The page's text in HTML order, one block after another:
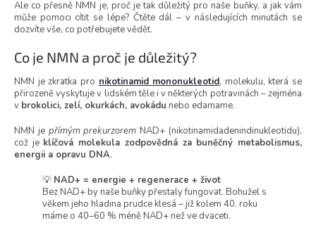
Ale co přesně NMN je, proč je tak důležitý pro naše buňky, a jak vám
může pomoci cítit se lépe? Čtěte dál – v následujících minutách se
dozvíte vše, co potřebujete vědět.
Co je NMN a proč je důležitý?
NMN je zkratka pro nikotinamid mononukleotid, molekulu, která se
přirozeně vyskytuje v lidském těle i v některých potravinách – zejména
v brokolici, zelí, okurkách, avokádu nebo edamame.
NMN je přímým prekurzorem NAD+ (nikotinamidadenindinukleotidu),
což je klíčová molekula zodpovědná za buněčný metabolismus,
energii a opravu DNA.
💡 NAD+ = energie + regenerace + život
Bez NAD+ by naše buňky přestaly fungovat. Bohužel s
věkem jeho hladina prudce klesá – již kolem 40. roku
máme o 40–60 % méně NAD+ než ve dvaceti.